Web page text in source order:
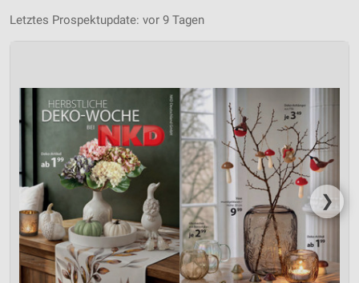
Letztes Prospektupdate: vor 9 Tagen
❯